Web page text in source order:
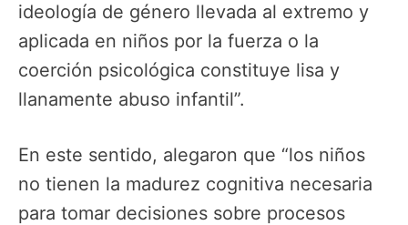
ideología de género llevada al extremo y
aplicada en niños por la fuerza o la
coerción psicológica constituye lisa y
llanamente abuso infantil”.
En este sentido, alegaron que “los niños
no tienen la madurez cognitiva necesaria
para tomar decisiones sobre procesos